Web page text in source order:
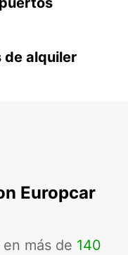
de alquiler
Europcar
más de 140